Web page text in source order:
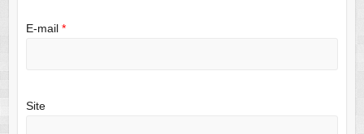
E-mail *
Site